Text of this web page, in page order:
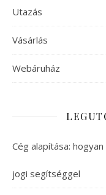
Utazás
Vásárlás
Webáruház
Cég alapítása:
jogi segítséggel